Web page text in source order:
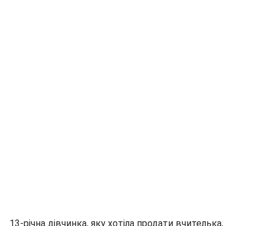
13-річна дівчинка, яку хотіла продати вчителька,